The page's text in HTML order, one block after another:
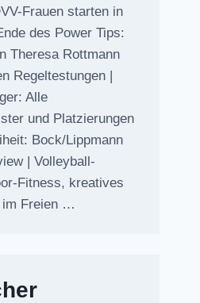
Frauen starten in
des Power Tips:
Theresa Rottmann
Regeltestungen |
Alle
und Platzierungen
Bock/Lippmann
| Volleyball-
Fitness, kreatives
im Freien …